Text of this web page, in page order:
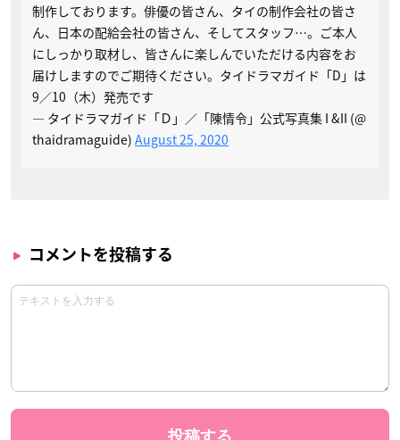
制作しております。俳優の皆さん、タイの制作会社の皆さ
ん、日本の配給会社の皆さん、そしてスタッフ…。ご本人
にしっかり取材し、皆さんに楽しんでいただける内容をお
届けしますのでご期待ください。タイドラマガイド「D」は
9／10（木）発売です
— タイドラマガイド「Ｄ」／「陳情令」公式写真集 I &II (@
thaidramaguide) August 25, 2020
コメントを投稿する